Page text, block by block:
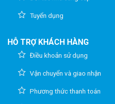
Tuyển dụng
HỖ TRỢ KHÁCH HÀNG
Điều khoản sử dụng
Vận chuyển và giao nhận
Phương thức thanh toán